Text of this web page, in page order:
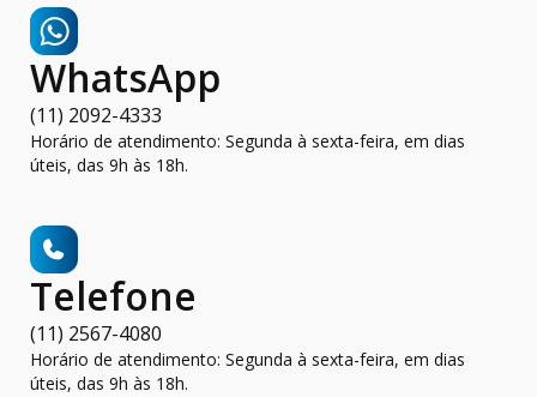
WhatsApp
(11) 2092-4333
Horário de atendimento: Segunda à sexta-feira, em dias
úteis, das 9h às 18h.
Telefone
(11) 2567-4080
Horário de atendimento: Segunda à sexta-feira, em dias
úteis, das 9h às 18h.